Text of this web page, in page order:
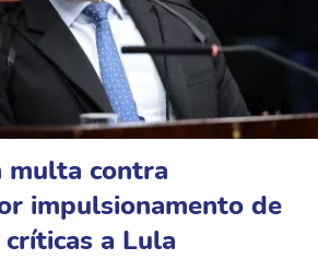
multa contra
impulsionamento de
a Lula